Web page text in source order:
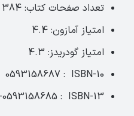
تعداد صفحات کتاب: 384 صفحه ‏
امتیاز آمازون: 4.4‏
امتیاز گودریدز: 4.3
ISBN-10 ‏ : ‎ 0593158687
ISBN-13 ‏ : ‎ 978-0593158685